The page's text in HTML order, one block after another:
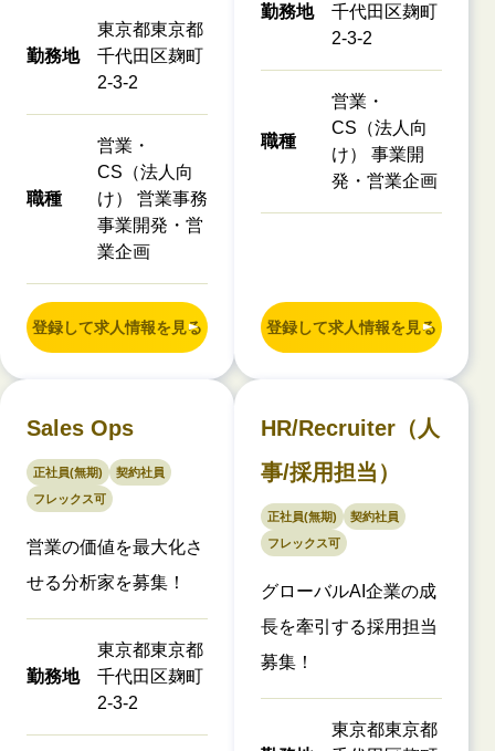
勤務地
東京都東京都
千代田区麹町
2-3-2
職種
営業・
CS（法人向
け） 営業事務
事業開発・営
業企画
登録して求人情報を見る
勤務地
千代田区麹町
2-3-2
職種
営業・
CS（法人向
け） 事業開
発・営業企画
登録して求人情報を見る
Sales Ops
正社員(無期)
契約社員
フレックス可
営業の価値を最大化さ
せる分析家を募集！
勤務地
東京都東京都
千代田区麹町
2-3-2
HR/Recruiter（人
事/採用担当）
正社員(無期)
契約社員
フレックス可
グローバルAI企業の成
長を牽引する採用担当
募集！
東京都東京都